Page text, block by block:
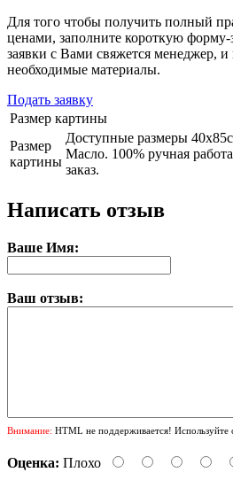
Для того чтобы получить полный
ценами, заполните короткую
заявки с Вами свяжется менеджер, и
необходимые материалы.
Подать заявку
Размер картины
Размер
картины
Доступные размеры
Масло. 100% ручная
заказ.
Написать отзыв
Ваше Имя:
Ваш отзыв:
Внимание: HTML не поддерживается! Используйте
Оценка: Плохо